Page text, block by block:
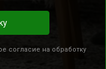
согласие на обработку